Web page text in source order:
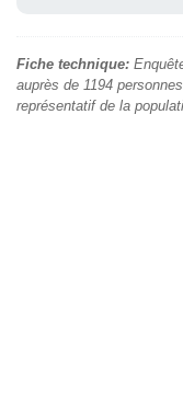
Fiche technique:
auprès de 1194
représentatif de la